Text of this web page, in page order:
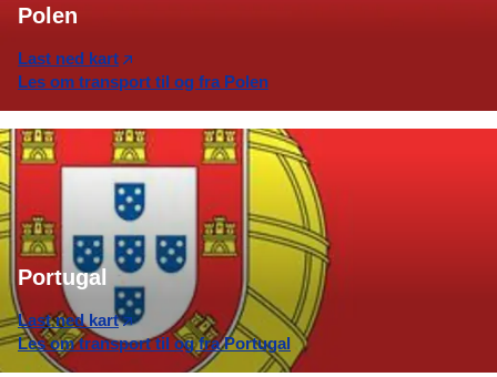
Polen
Last ned kart
Les om transport til og fra Polen
Portugal
Last ned kart
Les om transport til og fra Portugal